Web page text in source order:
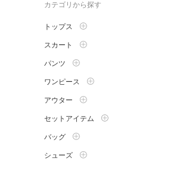
カテゴリから探す
トップス
スカート
パンツ
ワンピース
アウター
セットアイテム
バッグ
シューズ